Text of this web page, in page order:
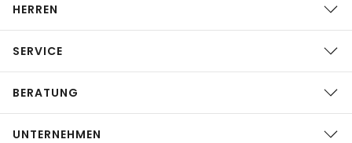
HERREN
SERVICE
BERATUNG
UNTERNEHMEN